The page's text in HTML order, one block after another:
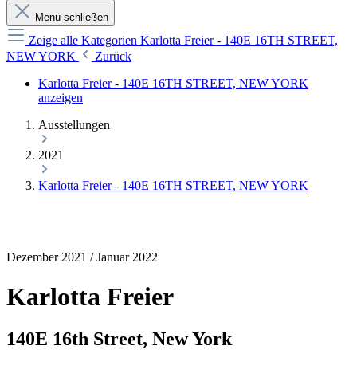
Menü schließen
Zeige alle Kategorien Karlotta Freier - 140E 16TH STREET,
NEW YORK
Zurück
Karlotta Freier - 140E 16TH STREET, NEW YORK
anzeigen
Ausstellungen
2021
Karlotta Freier - 140E 16TH STREET, NEW YORK
Dezember 2021 / Januar 2022
Karlotta Freier
140E 16th Street, New York